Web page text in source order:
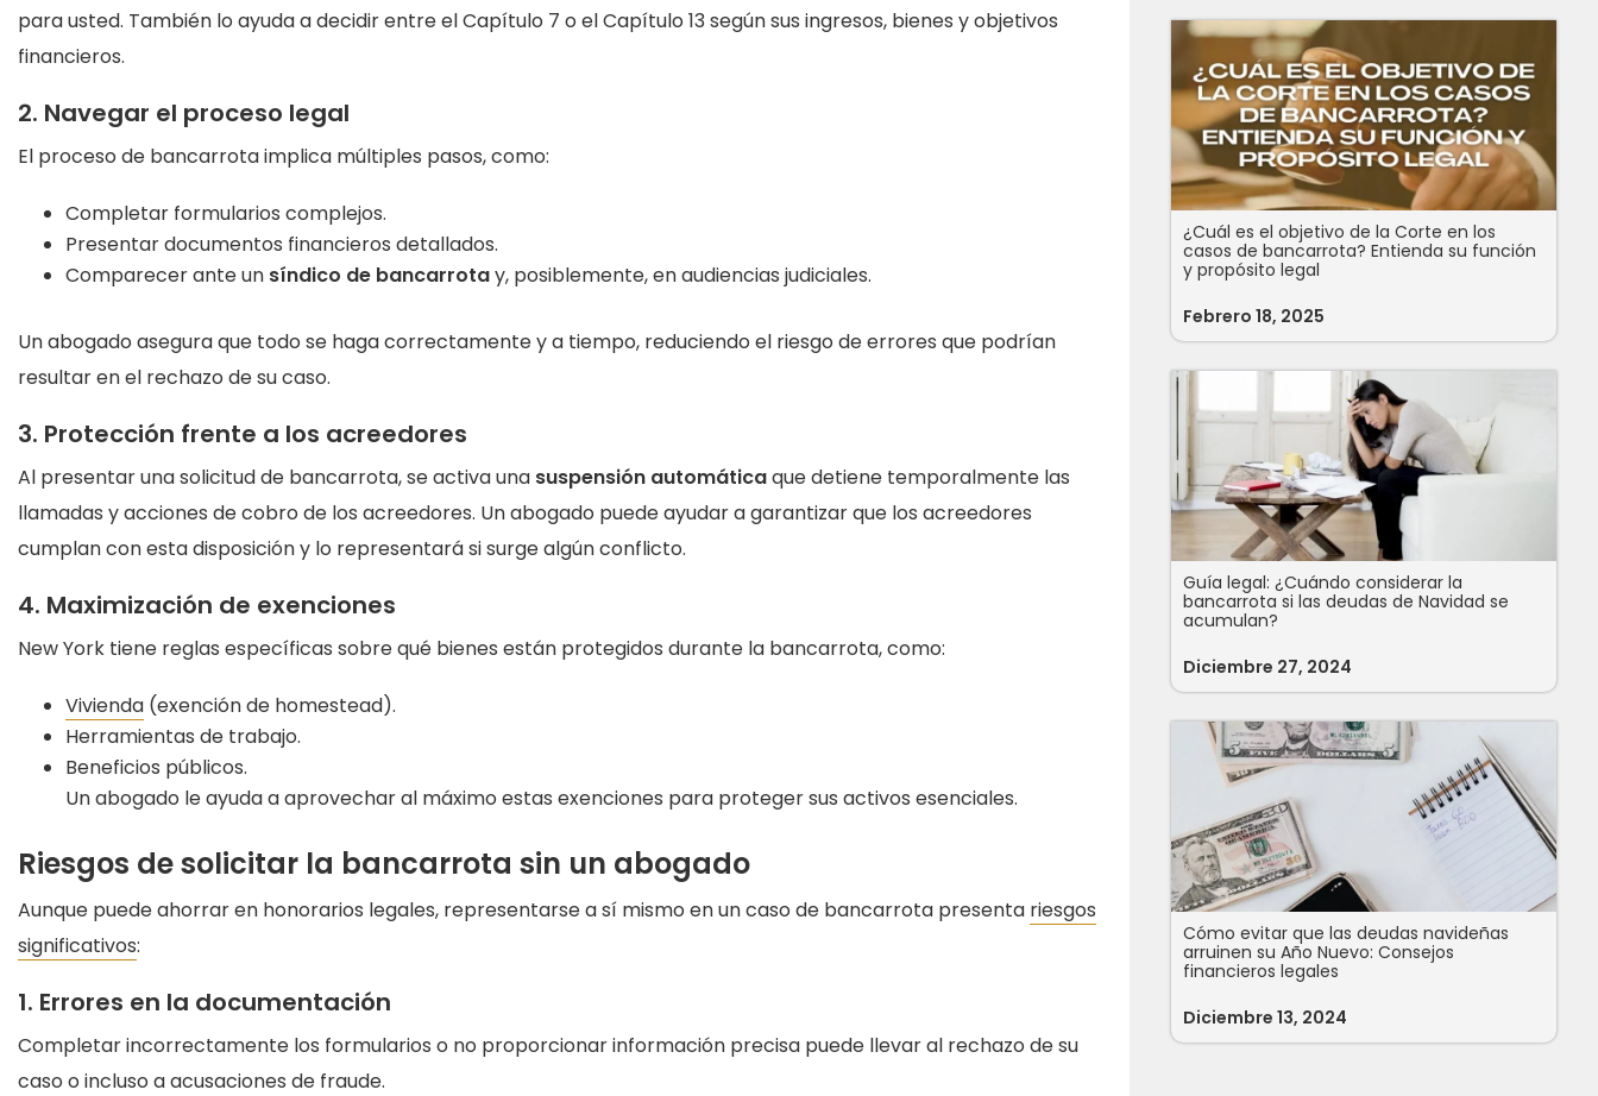
para usted. También lo ayuda a decidir entre el Capítulo 7 o el Capítulo 13 según sus ingresos, bienes y objetivos
financieros.
2. Navegar el proceso legal
El proceso de bancarrota implica múltiples pasos, como:
Completar formularios complejos.
Presentar documentos financieros detallados.
Comparecer ante un síndico de bancarrotay, posiblemente, en audiencias judiciales.
Un abogado asegura que todo se haga correctamente y a tiempo, reduciendo el riesgo de errores que podrían
resultar en el rechazo de su caso.
3. Protección frente a los acreedores
Al presentar una solicitud de bancarrota, se activa una suspensión automáticaque detiene temporalmente las
llamadas y acciones de cobro de los acreedores. Un abogado puede ayudar a garantizar que los acreedores
cumplan con esta disposición y lo representará si surge algún conflicto.
4. Maximización de exenciones
New York tiene reglas específicas sobre qué bienes están protegidos durante la bancarrota, como:
Vivienda (exención de homestead).
Herramientas de trabajo.
Beneficios públicos.
Un abogado le ayuda a aprovechar al máximo estas exenciones para proteger sus activos esenciales.
Riesgos de solicitar la bancarrota sin un abogado
Aunque puede ahorrar en honorarios legales, representarse a sí mismo en un caso de bancarrota presenta riesgos
significativos:
1. Errores en la documentación
Completar incorrectamente los formularios o no proporcionar información precisa puede llevar al rechazo de su
caso o incluso a acusaciones de fraude.
¿Cuál es el objetivo de la Corte en los
casos de bancarrota? Entienda su función
y propósito legal
Febrero 18, 2025
Guía legal: ¿Cuándo considerar la
bancarrota si las deudas de Navidad se
acumulan?
Diciembre 27, 2024
Cómo evitar que las deudas navideñas
arruinen su Año Nuevo: Consejos
financieros legales
Diciembre 13, 2024